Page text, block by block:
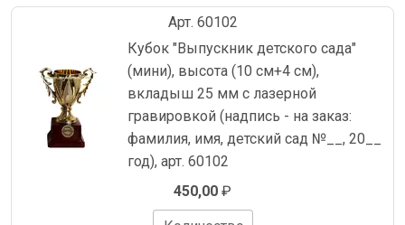
Арт. 60102
Кубок "Выпускник детского сада"
(мини), высота (10 см+4 см),
вкладыш 25 мм с лазерной
гравировкой (надпись - на заказ:
фамилия, имя, детский сад №__, 20__
год), арт. 60102
450,00 ₽